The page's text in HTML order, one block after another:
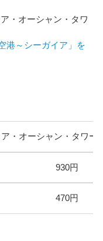
・オーシャン・タワ
港～シーガイア」を
・オーシャン・タワー
930円
470円